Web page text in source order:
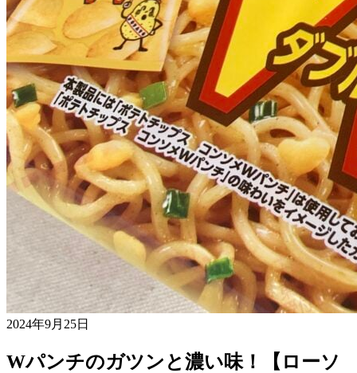
2024年9月25日
Wパンチのガツンと濃い味！【ローソ